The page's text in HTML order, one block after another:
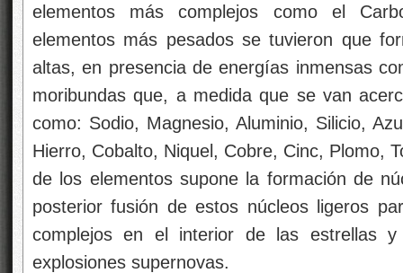
elementos más complejos como el
elementos más pesados se tuvieron que
altas, en presencia de energías inmensas
moribundas que, a medida que se van
como: Sodio, Magnesio, Aluminio, Silicio,
Hierro, Cobalto, Niquel, Cobre, Cinc, Plomo,
de los elementos supone la formación de
posterior fusión de estos núcleos ligeros
complejos en el interior de las estrellas
explosiones supernovas.